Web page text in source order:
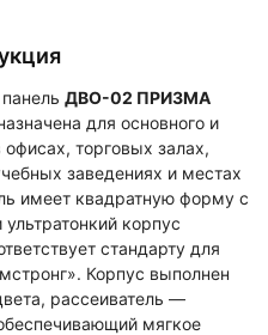
ДВО-02 ПРИЗМА
для основного и
торговых залах,
заведениях и местах
имеет квадратную форму с
ультратонкий корпус
стандарту для
Корпус выполнен
рассеиватель —
мягкое